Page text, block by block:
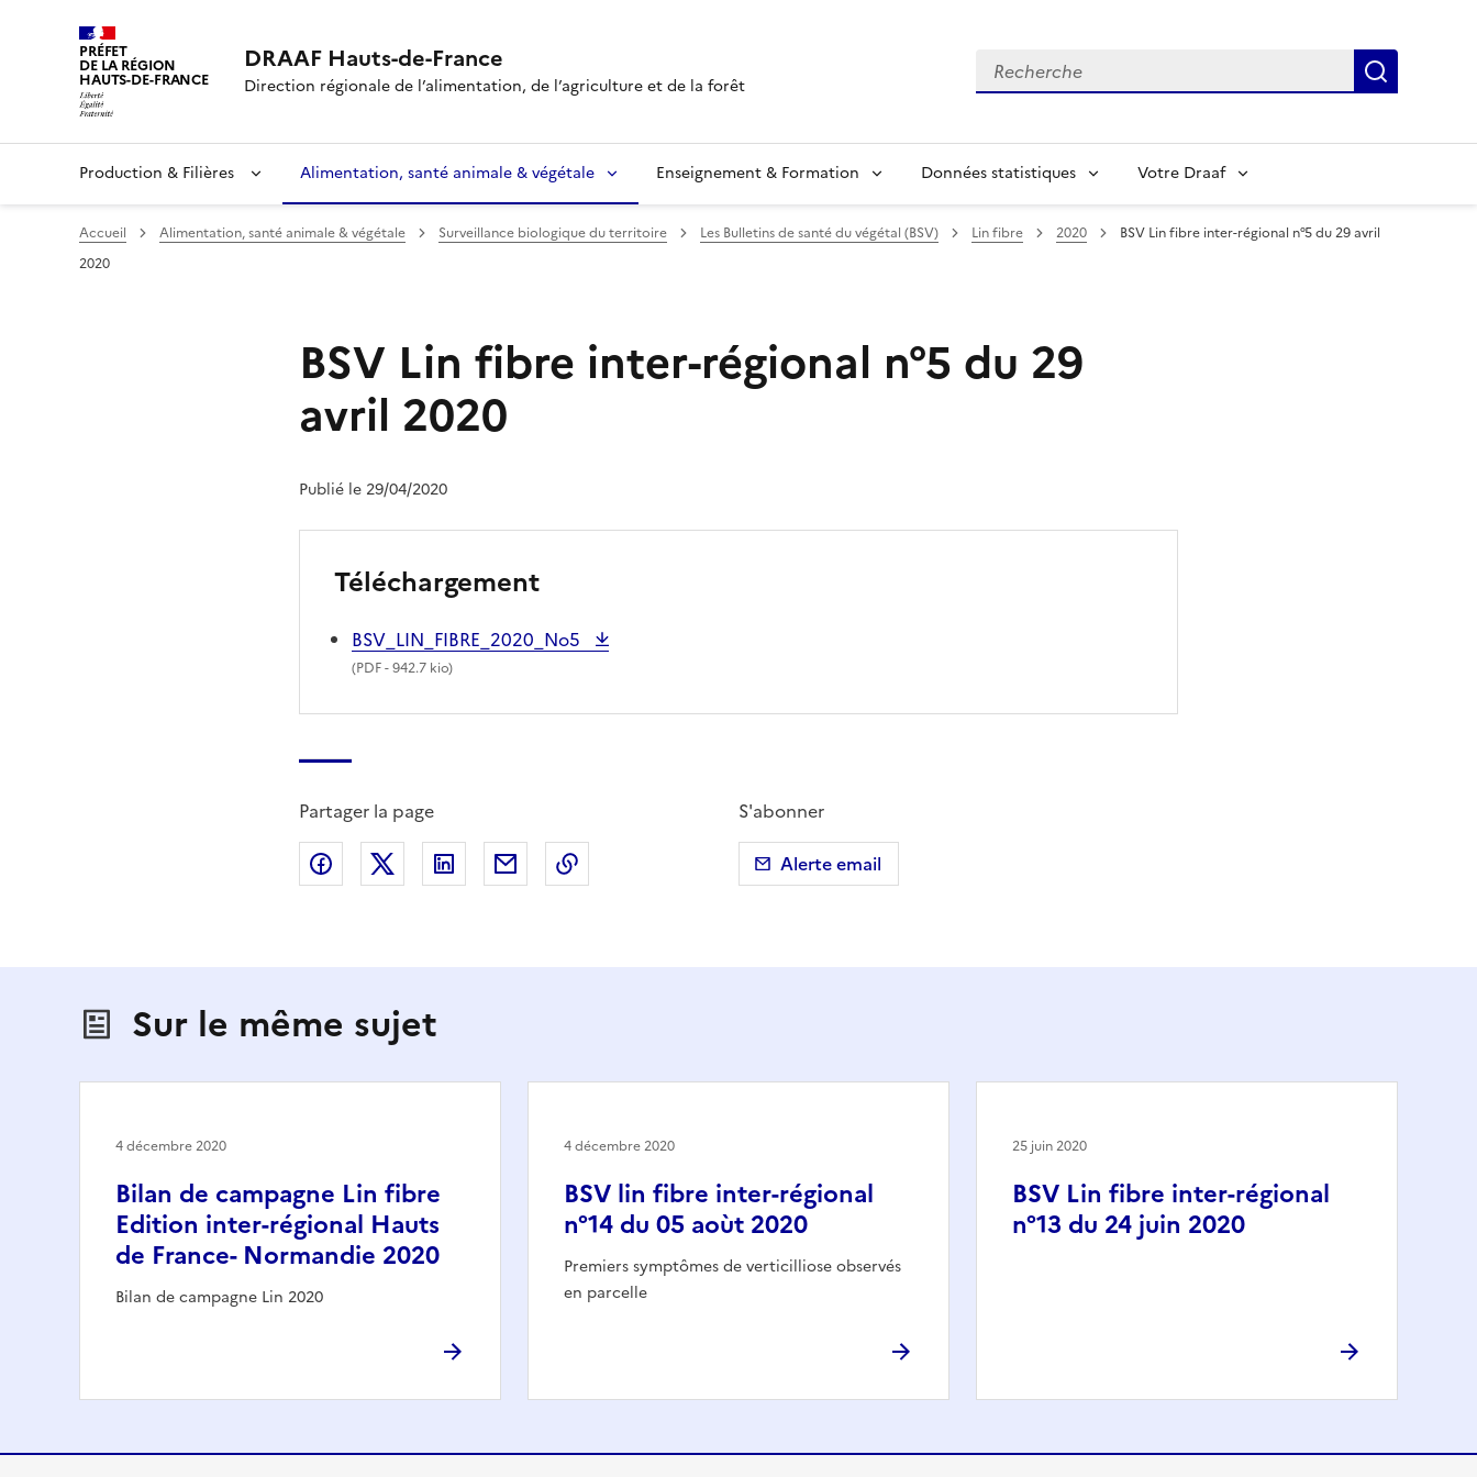
PRÉFET
DE LA RÉGION
HAUTS-DE-FRANCE
DRAAF Hauts-de-France
Direction régionale de l’alimentation, de l’agriculture et de la forêt
Recherche
Production & Filières Alimentation, santé animale & végétale Enseignement & Formation Données statistiques Votre Draaf
Accueil Alimentation, santé animale & végétale Surveillance biologique du territoire Les Bulletins de santé du végétal (BSV) Lin fibre 2020
BSV Lin fibre inter-régional n°5 du 29 avril
2020
BSV Lin fibre inter-régional n°5 du 29
avril 2020
Publié le 29/04/2020
Téléchargement
BSV_LIN_FIBRE_2020_No5
(PDF- 942.7 kio)
Partager la page
Partager sur Facebook
Partager sur X (anciennement Twitter)
Partager sur LinkedIn
Partager par emailCopier dans le presse-papier
S'abonner
Alerte email
Sur le même sujet
Bilan de campagne Lin fibre
Edition inter-régional Hauts
de France- Normandie 2020
Bilan de campagne Lin 2020
4 décembre 2020
BSV lin fibre inter-régional
n°14 du 05 aoùt 2020
Premiers symptômes de verticilliose observés
en parcelle
4 décembre 2020
BSV Lin fibre inter-régional
n°13 du 24 juin 2020
25 juin 2020